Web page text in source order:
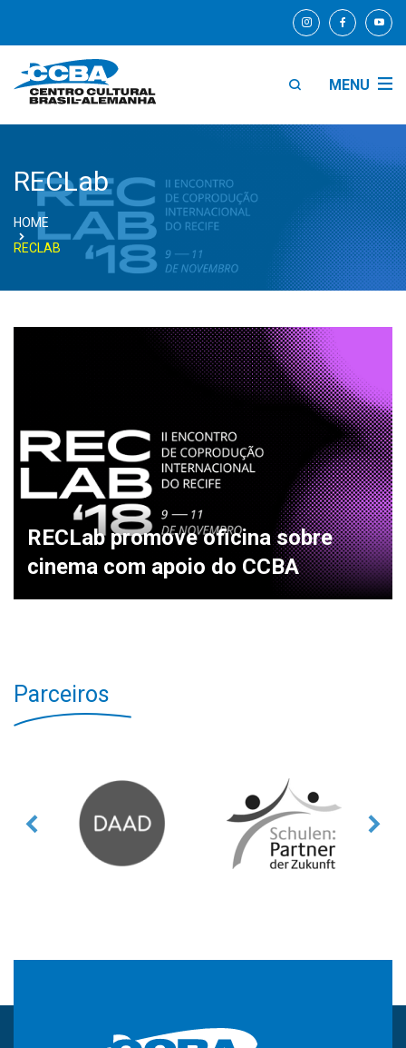
MENU
RECLab
HOME
RECLAB
RECLab promove oficina sobre
cinema com apoio do CCBA
Parceiros